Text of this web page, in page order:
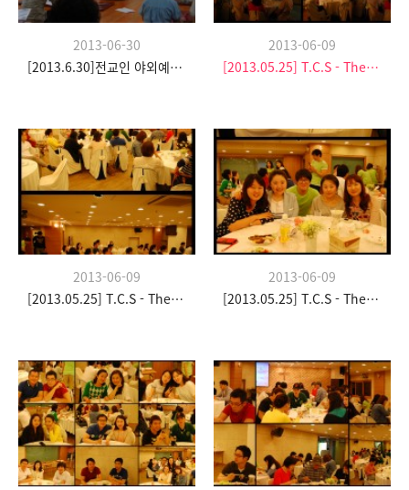
2013-06-30
[2013.6.30]전교인 야외예배- 팀수양관
2013-06-09
[2013.05.25] T.C.S - The Church Stay
2013-06-09
[2013.05.25] T.C.S - The Church Stay
2013-06-09
[2013.05.25] T.C.S - The Church Stay